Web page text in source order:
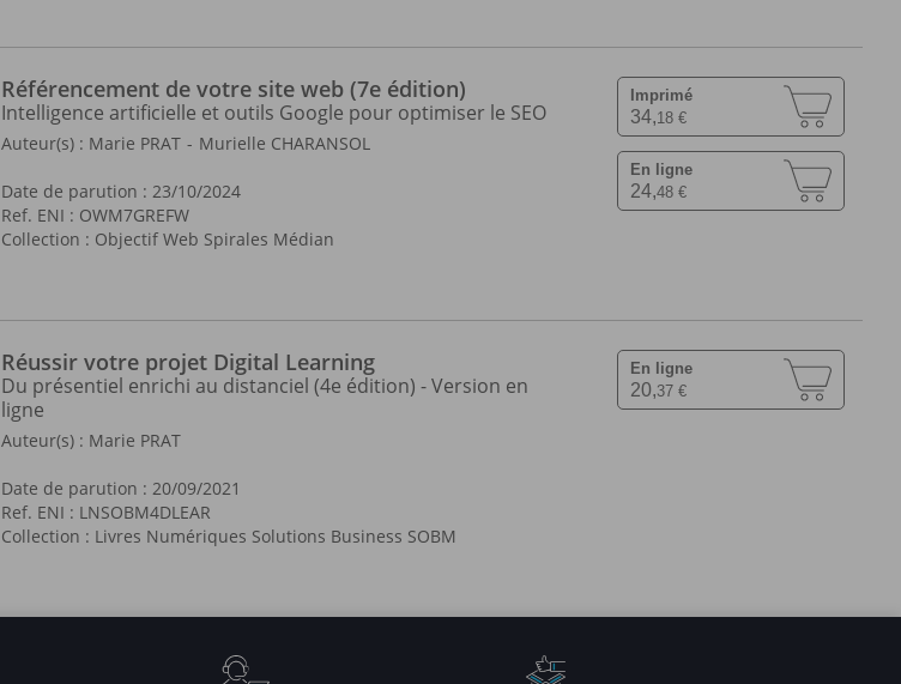
Référencement de votre site web (7e édition)
Intelligence artificielle et outils Google pour optimiser le SEO
Auteur(s) : Marie PRAT Murielle CHARANSOL
Date de parution : 23/10/2024
Ref. ENI : OWM7GREFW
Collection : Objectif Web Spirales Médian
Imprimé
34,18 €
En ligne
24,48 €
Réussir votre projet Digital Learning
Du présentiel enrichi au distanciel (4e édition) - Version en
ligne
Auteur(s) : Marie PRAT
Date de parution : 20/09/2021
Ref. ENI : LNSOBM4DLEAR
Collection : Livres Numériques Solutions Business SOBM
En ligne
20,37 €